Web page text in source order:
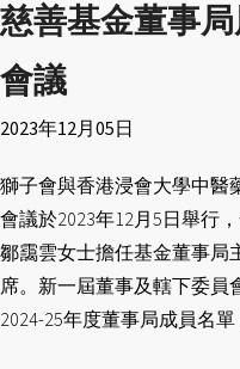
慈善基金董事
會議
2023年12月05日
獅子會與香港浸會大學中醫
會議於2023年12月5日舉行
鄒靄雲女士擔任基金董事局
席。新一屆董事及轄下委員
2024-25年度董事局成員名單